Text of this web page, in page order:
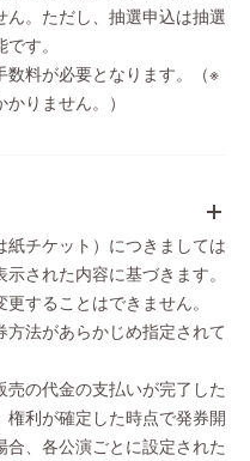
。ただし、抽選申込は抽選
す。
料が必要となります。（※
りません。）
チケット）につきましては
された内容に基づきます。
することはできません。
法があらかじめ指定されて
の代金の支払いが完了した
利が確定した時点で発券開
、各公演ごとに設定された